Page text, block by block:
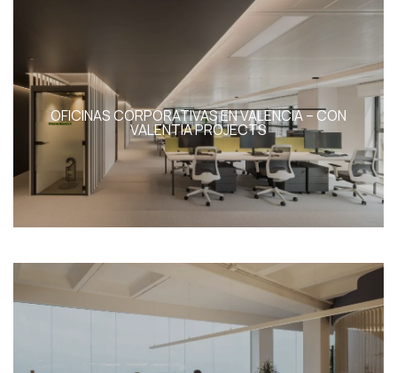
OFICINAS CORPORATIVAS EN VALENCIA – CON
VALENTIA PROJECTS